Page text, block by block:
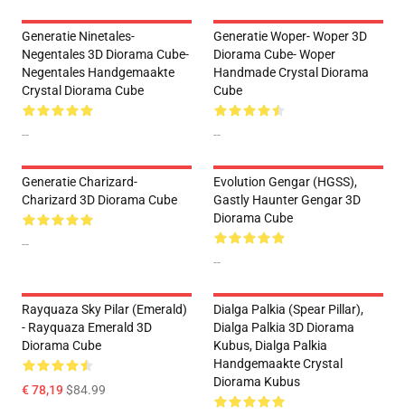
Generatie Ninetales-
Negentales 3D Diorama Cube-
Negentales Handgemaakte
Crystal Diorama Cube
--
Generatie Woper- Woper 3D
Diorama Cube- Woper
Handmade Crystal Diorama
Cube
--
Generatie Charizard-
Charizard 3D Diorama Cube
--
Evolution Gengar (HGSS),
Gastly Haunter Gengar 3D
Diorama Cube
--
Rayquaza Sky Pilar (Emerald)
- Rayquaza Emerald 3D
Diorama Cube
€ 78,19$84.99
Dialga Palkia (Spear Pillar),
Dialga Palkia 3D Diorama
Kubus, Dialga Palkia
Handgemaakte Crystal
Diorama Kubus